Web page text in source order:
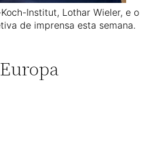
Institut, Lothar Wieler, e o
de imprensa esta semana.